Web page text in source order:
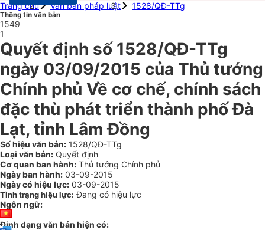
Trang chủ
Văn bản pháp luật 1528/QĐ-TTg
Thông tin văn bản
1549
1
Quyết định số 1528/QĐ-TTg
ngày 03/09/2015 của Thủ tướng
Chính phủ Về cơ chế, chính sách
đặc thù phát triển thành phố Đà
Lạt, tỉnh Lâm Đồng
Số hiệu văn bản: 1528/QĐ-TTg
Loại văn bản: Quyết định
Cơ quan ban hành: Thủ tướng Chính phủ
Ngày ban hành: 03-09-2015
Ngày có hiệu lực: 03-09-2015
Tình trạng hiệu lực: Đang có hiệu lực
Ngôn ngữ:
Định dạng văn bản hiện có: